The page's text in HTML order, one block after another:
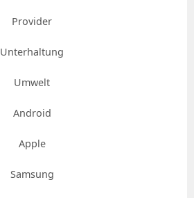
Provider
Unterhaltung
Umwelt
Android
Apple
Samsung